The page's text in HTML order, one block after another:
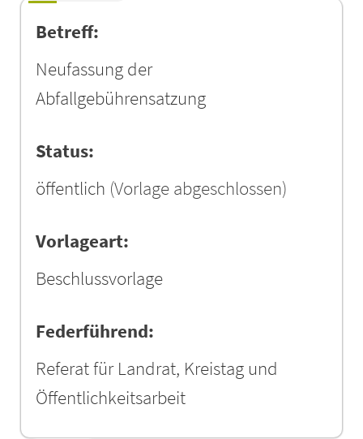
Betreff:
Neufassung der
Abfallgebührensatzung
Status:
öffentlich (Vorlage abgeschlossen)
Vorlageart:
Beschlussvorlage
Federführend:
Referat für Landrat, Kreistag und
Öffentlichkeitsarbeit